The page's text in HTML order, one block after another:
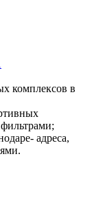
комплексов в
адреса,